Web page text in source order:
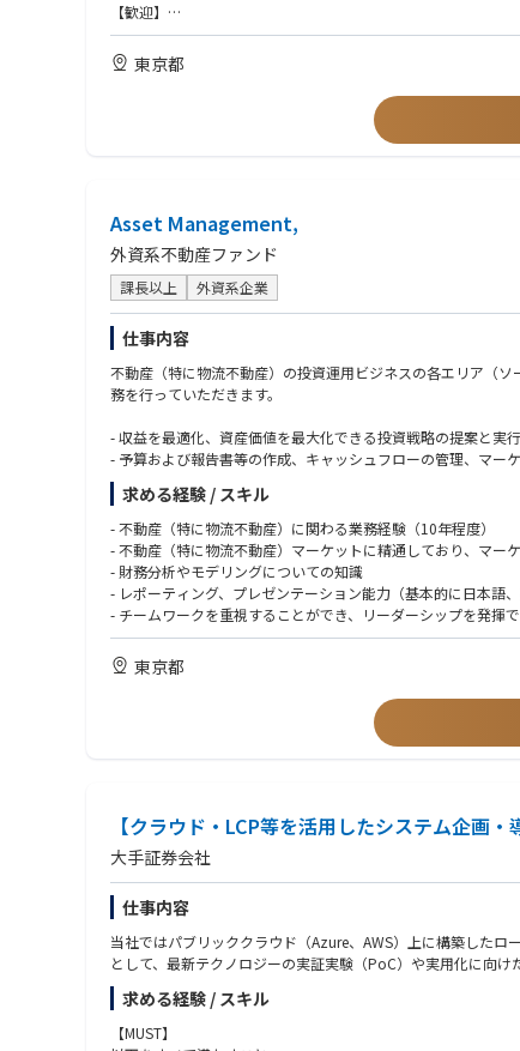
【歓迎】
・金融機関の企画部門・内部管理部門（法務・コンプライア
・金商法等、金融関連の法令諸規則に関する基本的な知識
・司法関係の資格取得者、語学力、VBAやプログラミング等のス
東京都
Asset Management,
外資系不動産ファンド
課長以上 外資系企業
仕事内容
不動産（特に物流不動産）の投資運用ビジネスの各エリア（
務を行っていただきます。
- 収益を最適化、資産価値を最大化できる投資戦略の提案と実行
- 予算および報告書等の作成、キャッシュフローの管理、マー
- 物流不動産の商品企画、リーシング業務（直接営業、仲介会社
- 本社および投資家へのレポーティング
- 社内各部署（プロパティマネジメント、開発、ファイナンス
- チーム内のジュニアメンバーの指導、サポート
求める経験 / スキル
- 不動産（特に物流不動産）に関わる業務経験（10年程度）
- 不動産（特に物流不動産）マーケットに精通しており、マー
- 財務分析やモデリングについての知識
- レポーティング、プレゼンテーション能力（基本的に日本語、
- チームワークを重視することができ、リーダーシップを発揮
- コンプライアンスを順守できること
東京都
【クラウド・LCP等を活用したシステム企画・
大手証券会社
仕事内容
当社ではパブリッククラウド（Azure、AWS）上に構築した
として、最新テクノロジーの実証実験（PoC）や実用化に向
求める経験 / スキル
【MUST】